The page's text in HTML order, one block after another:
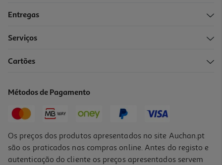
Entregas
Serviços
Cartões
Métodos de Pagamento
Os preços dos produtos apresentados no site Auchan.pt
são os praticados nas compras online. Antes do registo e
autenticação do cliente os preços apresentados servem